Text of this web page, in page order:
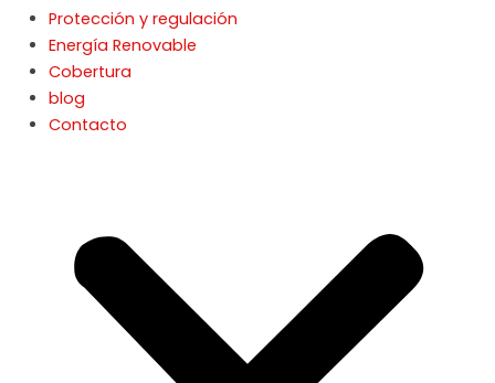
Protección y regulación
Energía Renovable
Cobertura
blog
Contacto